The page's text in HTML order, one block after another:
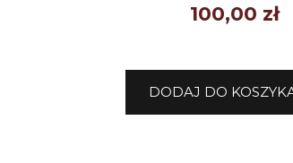
100,00 zł
DODAJ DO